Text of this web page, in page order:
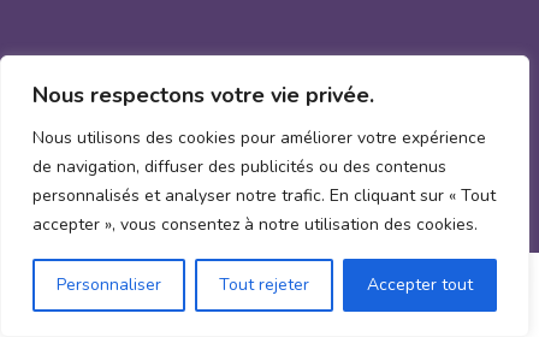
Nous respectons votre vie privée.
Nous utilisons des cookies pour améliorer votre expérience
de navigation, diffuser des publicités ou des contenus
personnalisés et analyser notre trafic. En cliquant sur « Tout
accepter », vous consentez à notre utilisation des cookies.
Personnaliser Tout rejeter Accepter tout
contact@proclean-idf.fr
© Copyright 2025